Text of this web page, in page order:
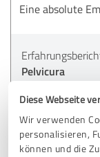
Diese Webseite
Wir verwenden
personalisieren,
können und die
Eine absolute
Pelvicura
28.04.2026
5,00